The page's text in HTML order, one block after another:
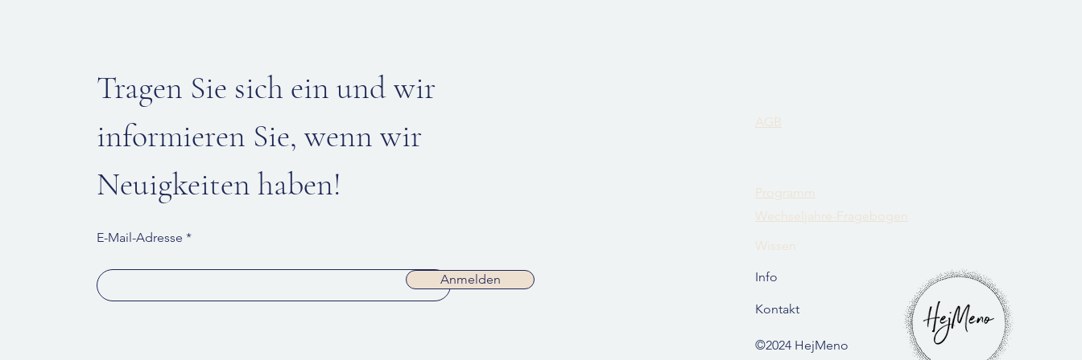
Tragen Sie sich ein und wir
informieren Sie, wenn wir
Neuigkeiten haben!
E-Mail-Adresse
Anmelden
AGB
Programm
Wechseljahre-Fragebogen
Wissen
Info
Kontakt
©2024 HejMeno